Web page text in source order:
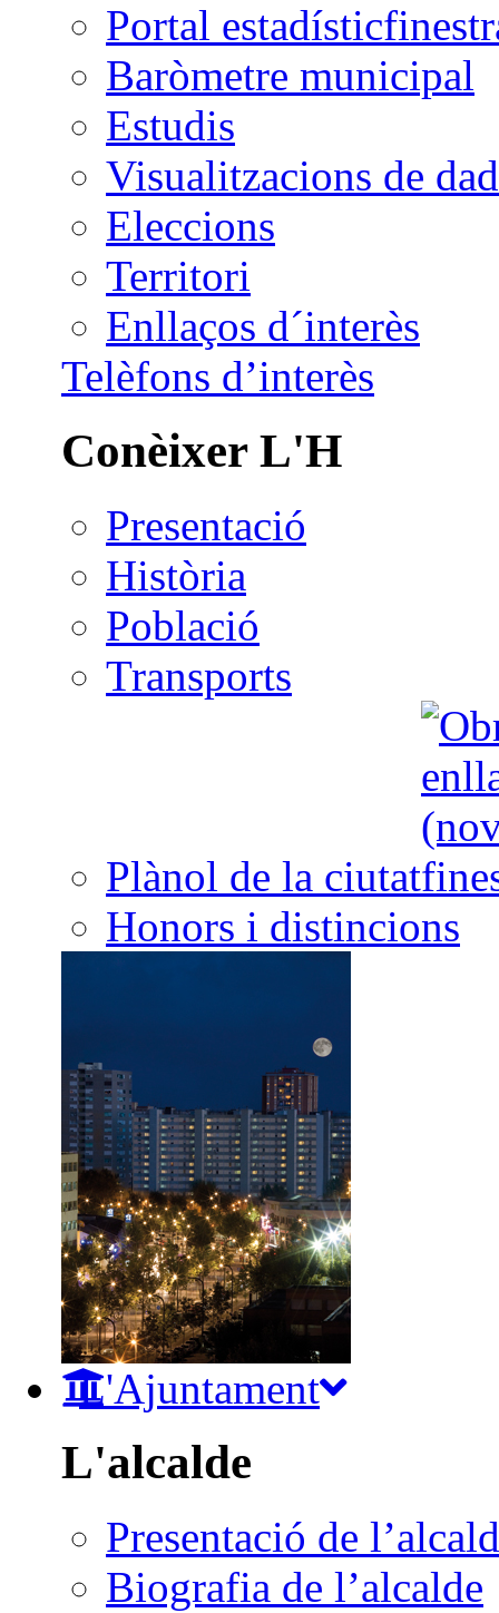
Portal estadístic
Baròmetre municipal
Estudis
Visualitzacions de
Eleccions
Territori
Enllaços d´interès
Telèfons d’interès
Conèixer L'H
Presentació
Història
Població
Transports
Plànol de la ciutat
Honors i distincions
L'Ajuntament
L'alcalde
Presentació de
Biografia de l’alcalde